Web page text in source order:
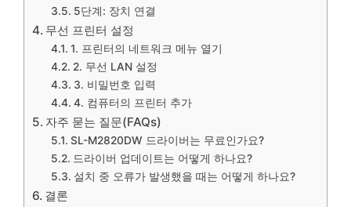
5단계: 장치 연결
무선 프린터 설정
1. 프린터의 네트워크 메뉴 열기
2. 무선 LAN 설정
3. 비밀번호 입력
4. 컴퓨터의 프린터 추가
자주 묻는 질문(FAQs)
SL-M2820DW 드라이버는 무료인가요?
드라이버 업데이트는 어떻게 하나요?
설치 중 오류가 발생했을 때는 어떻게 하나요?
결론